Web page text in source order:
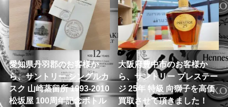
愛知県丹羽郡のお客様か
ら、サントリー シングルカ
スク 山崎蒸留所 1993-2010
松坂屋 100周年記念ボトル
大阪府豊中市のお客様か
ら、サントリー プレステー
ジ 25年 特級 向獅子を高価
買取させて頂きました！